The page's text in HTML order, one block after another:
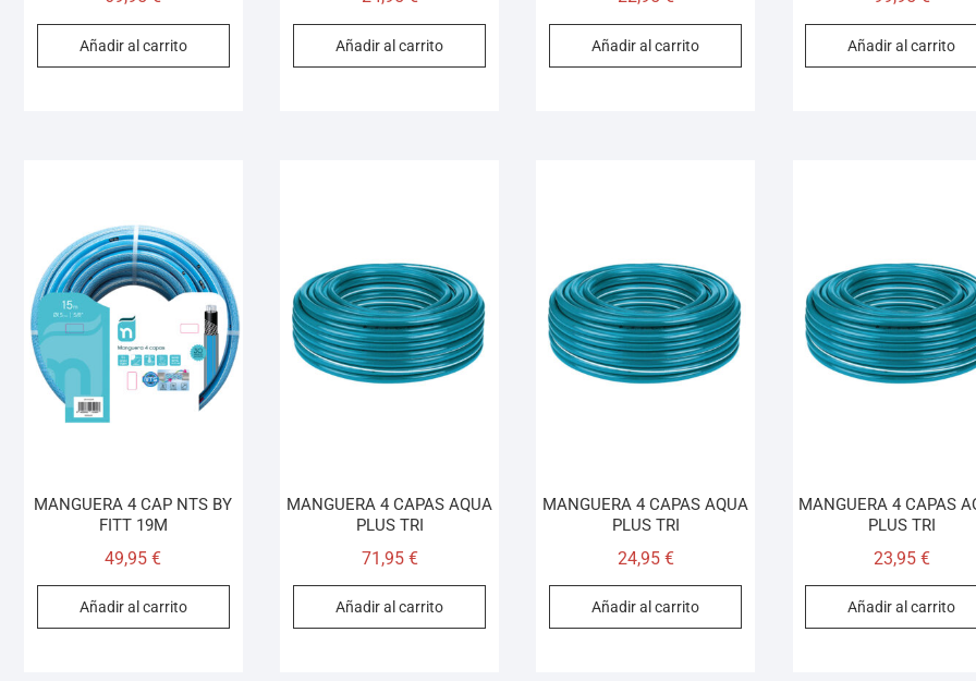
Añadir al carrito Añadir al carrito Añadir al carrito Añadir al carrito
MANGUERA 4 CAP NTS BY
FITT 19M
49,95€
Añadir al carrito
MANGUERA 4 CAPAS AQUA
PLUS TRI
71,95 €
Añadir al carrito
MANGUERA 4 CAPAS AQUA
PLUS TRI
24,95 €
Añadir al carrito
MANGUERA 4 CAPAS
PLUS TRI
23,95 €
Añadir al carrito